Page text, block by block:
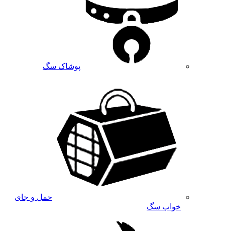
پوشاک سگ
حمل و جای
خواب سگ